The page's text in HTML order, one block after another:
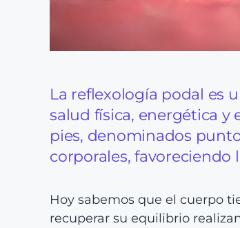
La reflexología podal es
salud física, energética y
pies, denominados
corporales,
Hoy sabemos que el cuerpo
recuperar su equilibrio